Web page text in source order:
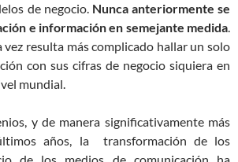
de negocio. Nunca anteriormente se
e información en semejante medida.
vez resulta más complicado hallar un solo
con sus cifras de negocio siquiera en
mundial.
y de manera significativamente más
años, la transformación de los